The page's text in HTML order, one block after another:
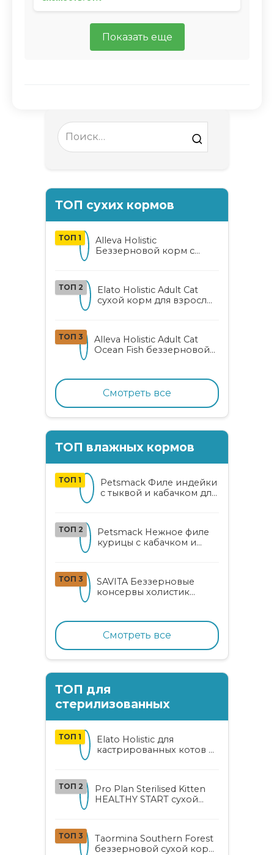
Показать еще
Search
for:
ТОП сухих кормов
ТОП 1
Alleva Holistic
Беззерновой корм с
ТОП 2
Elato Holistic Adult Cat
сухой корм для взрослых
ТОП 3
Alleva Holistic Adult Cat
Ocean Fish беззерновой
рыбой, коноплей и алоэ
вера
Смотреть все
ТОП влажных кормов
ТОП 1
Petsmack Филе индейки
с тыквой и кабачком для
ТОП 2
Petsmack Нежное филе
курицы с кабачком и
ТОП 3
SAVITA Беззерновые
консервы холистик
Смотреть все
ТОП для
стерилизованных
ТОП 1
Elato Holistic для
кастрированных котов и
ТОП 2
Pro Plan Sterilised Kitten
HEALTHY START сухой
лососем
ТОП 3
Taormina Southern Forest
беззерновой сухой корм